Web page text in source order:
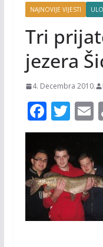
NAJNOVIJE VIJESTI
Tri
jezera
4. Decembra 2010.
F
ac
e
b
o
o
k
T
w
itt
er
E
l